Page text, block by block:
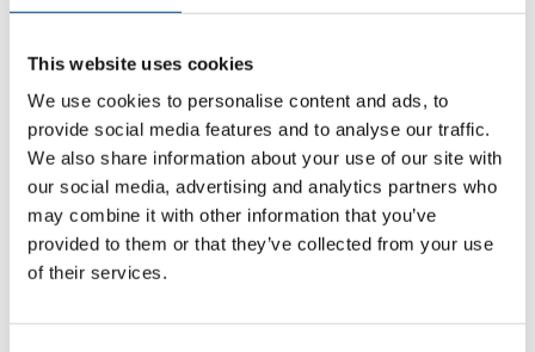
This website uses cookies
We use cookies to personalise content and ads, to
provide social media features and to analyse our traffic.
We also share information about your use of our site with
our social media, advertising and analytics partners who
may combine it with other information that you’ve
provided to them or that they’ve collected from your use
of their services.
Fler maskiner för branschen
Fler maskiner för branschen
Teater/Opera/Skola
Fler maskiner för branschen
Tvätteri
Detaljer